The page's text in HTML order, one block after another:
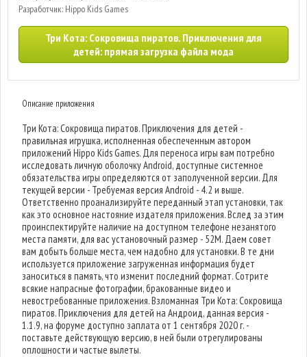
Разработчик: Hippo Kids Games
Три Кота: Сокровища пиратов. Приключения для
детей: прямая загрузка файла мода
Описание приложения
Три Кота: Сокровища пиратов. Приключения для детей -
правильная игрушка, исполненная обеспеченным автором
приложений Hippo Kids Games. Для переноса игры вам потребно
исследовать личную оболочку Android, доступные системное
обязательства игры определяются от заполученной версии. Для
текущей версии - Требуемая версия Android - 4.2 и выше.
Ответственно проанализируйте переданный этап установки, так
как это основное настояние издателя приложения. Вслед за этим
проинспектируйте наличие на доступном телефоне незанятого
места памяти, для вас установочный размер - 52M. Даем совет
вам добыть больше места, чем надобно для установки. В те дни
используется приложение загруженная информация будет
заноситься в память, что изменит последний формат. Сотрите
всякие напрасные фотографии, бракованные видео и
невостребованные приложения. Взломанная Три Кота: Сокровища
пиратов. Приключения для детей на Андроид, данная версия -
1.1.9, на форуме доступно заплата от 1 сентября 2020 г. -
поставьте действующую версию, в ней были отрегулированы
оплошности и частые вылеты.